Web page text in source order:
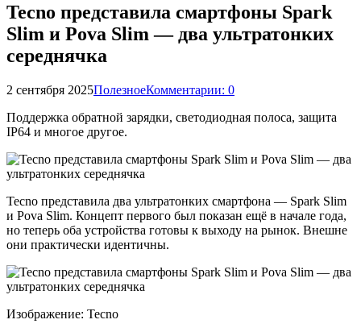
Tecno представила смартфоны Spark
Slim и Pova Slim — два ультратонких
середнячка
2 сентября 2025ПолезноеКомментарии: 0
Поддержка обратной зарядки, светодиодная полоса, защита
IP64 и многое другое.
Tecno представила два ультратонких смартфона — Spark Slim
и Pova Slim. Концепт первого был показан ещё в начале года,
но теперь оба устройства готовы к выходу на рынок. Внешне
они практически идентичны.
Изображение: Tecno